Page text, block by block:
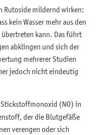
Rutoside mildernd wirken:
kein Wasser mehr aus den
kann. Das führt
abklingen und sich der
mehrerer Studien
jedoch nicht eindeutig
(NO) in
der die Blutgefäße
verengen oder sich